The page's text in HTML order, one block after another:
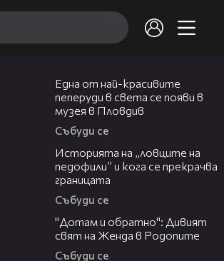
Една от най-красивите
пеперуди в света се появи в
музея в Пловдив
Събуди се
Историята на „ловците на
педофили” и кога се прекрачва
границата
Събуди се
"Дотам и обратно": Дивият
свят на Женда в Родопите
Събуди се